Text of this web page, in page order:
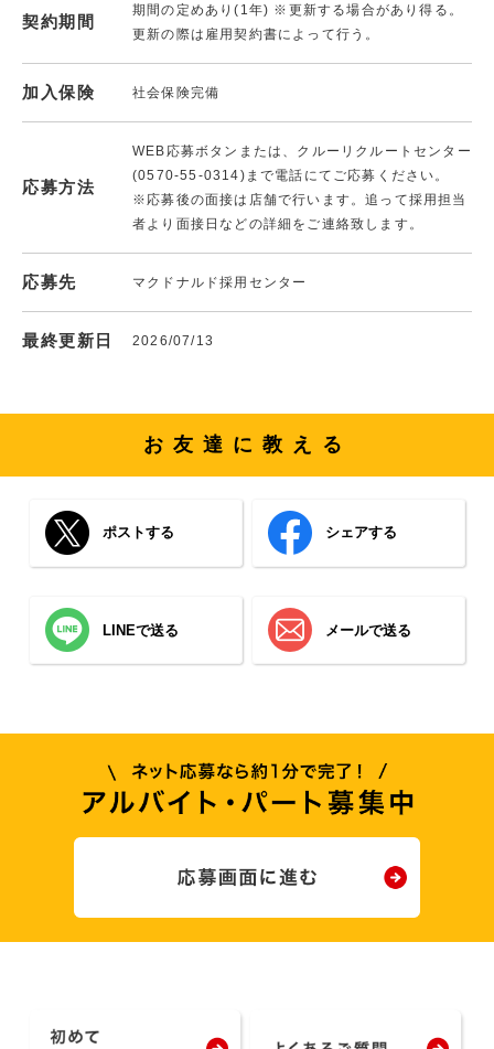
契約期間
期間の定めあり(1年) ※更新する場合があり得る。
更新の際は雇用契約書によって行う。
加入保険 社会保険完備
応募方法
WEB応募ボタンまたは、クルーリクルートセンター
(0570-55-0314)まで電話にてご応募ください。
※応募後の面接は店舗で行います。追って採用担当
者より面接日などの詳細をご連絡致します。
応募先 マクドナルド採用センター
最終更新日 2026/07/13
お友達に教える
ポストする シェアする
LINEで送る メールで送る